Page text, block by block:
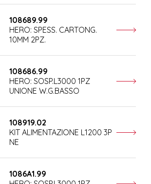
108689.99
HERO: SPESS. CARTONG.
10MM 2PZ.
108686.99
HERO: SOSP.L3000 1PZ
UNIONE W.G.BASSO
108919.02
KIT ALIMENTAZIONE L1200 3P
NE
1086A1.99